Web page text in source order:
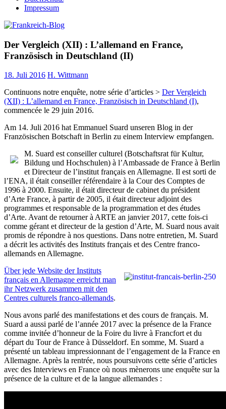
Impressum
Der Vergleich (XII) : L’allemand en France,
Französisch in Deutschland (II)
18. Juli 2016 H. Wittmann
Continuons notre enquête, notre série d’articles > Der Vergleich
(XII) : L’allemand en France, Französisch in Deutschland (I),
commencée le 29 juin 2016.
Am 14. Juli 2016 hat Emmanuel Suard unseren Blog in der
Französischen Botschaft in Berlin zu einem Interview empfangen.
M. Suard est conseiller culturel (Botschaftsrat für Kultur,
Bildung und Hochschulen) à l’Ambassade de France à Berlin
et Directeur de l’institut français en Allemagne. Il est sorti de
l’ENA, il était conseiller référendaire à la Cour des Comptes de
1996 à 2000. Ensuite, il était directeur de cabinet du président
d’Arte France, à partir de 2005, il était directeur adjoint des
programmes et responsable de la programmation et des études
d’Arte. Avant de retourner à ARTE an janvier 2017, cette fois-ci
comme gérant et directeur de la gestion d’Arte, M. Suard nous avait
promis de répondre à nos questions. Dans notre entretien, M. Suard
a décrit les activités des Instituts français et des Centre franco-
allemands en Allemagne.
Über jede Website der Instituts
français en Allemagne erreicht man
ihr Netzwerk zusammen mit den
Centres culturels franco-allemands.
Nous avons parlé des manifestations et des cours de français. M.
Suard a aussi parlé de l’année 2017 avec la présence de la France
comme invitée d’honneur de la Foire du livre à Francfort et du
départ du Tour de France à Düsseldorf. En somme, M. Suard a
présenté un tableau impressionnant de l’engagement de la France en
Allemagne. Après la rentrée, nous poursuivons cette série d’articles
avec des Interviews en France où nous mènerons une enquête sur la
présence de la culture et de la langue allemandes :